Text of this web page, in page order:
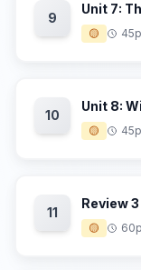
9
Unit 7:
🟡 45p
10
Unit 8:
🟡 45p
11
Review
🟡 60p